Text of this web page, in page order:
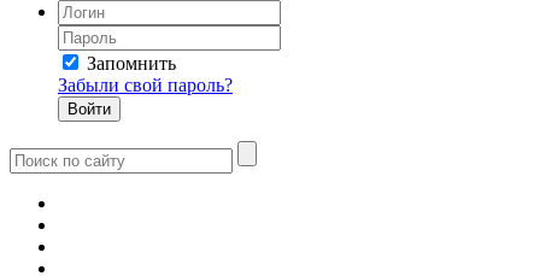
Запомнить
Забыли свой пароль?